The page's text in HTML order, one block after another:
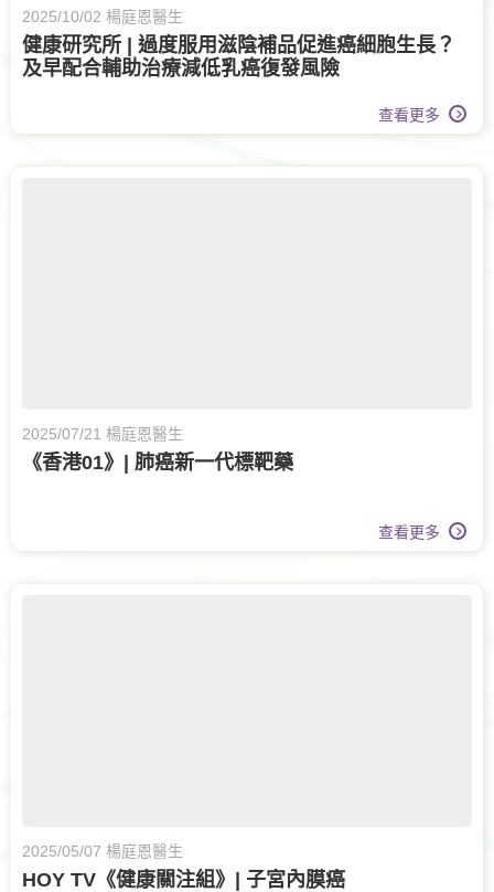
2025/10/02 楊庭恩醫生
健康研究所 | 過度服用滋陰補品促進癌細胞生長？
及早配合輔助治療減低乳癌復發風險
查看更多
2025/07/21 楊庭恩醫生
《香港01》| 肺癌新一代標靶藥
查看更多
2025/05/07 楊庭恩醫生
HOY TV《健康關注組》| 子宮內膜癌